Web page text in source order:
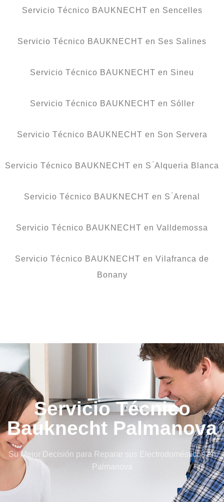
Servicio Técnico BAUKNECHT en Sencelles
Servicio Técnico BAUKNECHT en Ses Salines
Servicio Técnico BAUKNECHT en Sineu
Servicio Técnico BAUKNECHT en Sóller
Servicio Técnico BAUKNECHT en Son Servera
Servicio Técnico BAUKNECHT en S ́Alqueria Blanca
Servicio Técnico BAUKNECHT en S ́Arenal
Servicio Técnico BAUKNECHT en Valldemossa
Servicio Técnico BAUKNECHT en Vilafranca de
Bonany
Servicio Técnico
Bauknecht Palmanova
Su Mejor Decisión para Reparar sus Electrodomésticos en
Palmanova